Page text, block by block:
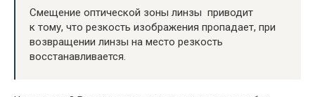
Смещение оптической зоны линзы приводит
к тому, что резкость изображения пропадает, при
возвращении линзы на место резкость
восстанавливается.